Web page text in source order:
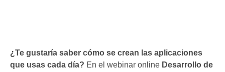
¿Te gustaría saber cómo se crean las aplicaciones
que usas cada día? En el webinar online Desarrollo de